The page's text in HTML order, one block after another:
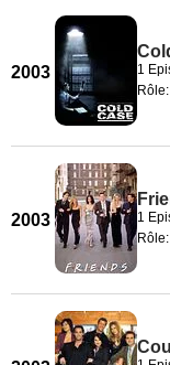
2003 1
2003 1